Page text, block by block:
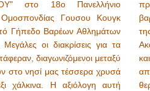
στο 18ο Πανελλήνιο
Γουσου Κουγκ
Γήπεδο Βαρέων Αθλημάτων
οι διακρίσεις για τα
διαγωνιζόμενοι μεταξύ
στο νησί μας τέσσερα χρυσά
χάλκινα. Η αξιόλογη αυτή